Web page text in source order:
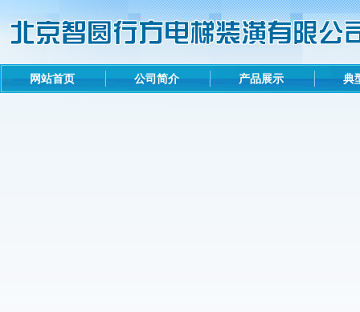
网站首页 公司简介 产品展示 典